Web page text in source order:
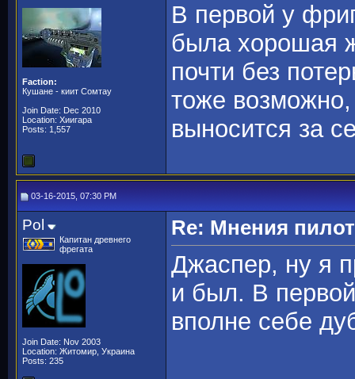
Faction:
Кушане - киит Сомтау
Join Date: Dec 2010
Location: Хиигара
Posts: 1,557
В первой у
была хорошая
почти без
тоже
выносится за
03-16-2015, 07:30 PM
Pol
Капитан древнего
фрегата
Join Date: Nov 2003
Location: Житомир, Украина
Posts: 235
Re: Мнения
Джаспер, ну я
и был. В
вполне себе